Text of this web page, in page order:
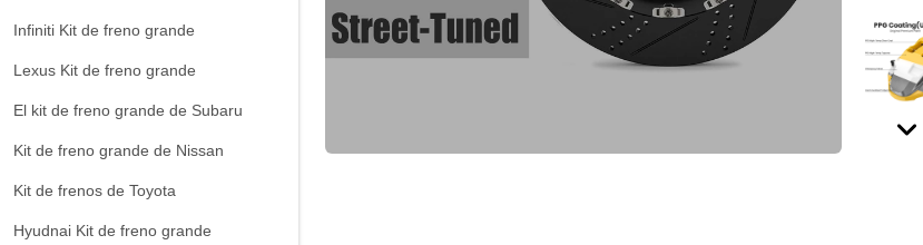
Infiniti Kit de freno grande
Lexus Kit de freno grande
El kit de freno grande de Subaru
Kit de freno grande de Nissan
Kit de frenos de Toyota
Hyudnai Kit de freno grande